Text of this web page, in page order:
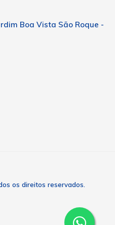
Boa Vista São Roque -
os direitos reservados.